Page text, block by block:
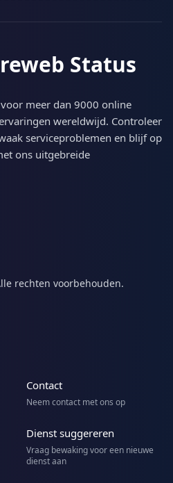
Status
meer dan 9000 online
wereldwijd. Controleer
serviceproblemen en blijf op
ons uitgebreide
rechten voorbehouden.
Contact
Neem contact met ons op
Dienst suggereren
Vraag bewaking voor een nieuwe
dienst aan